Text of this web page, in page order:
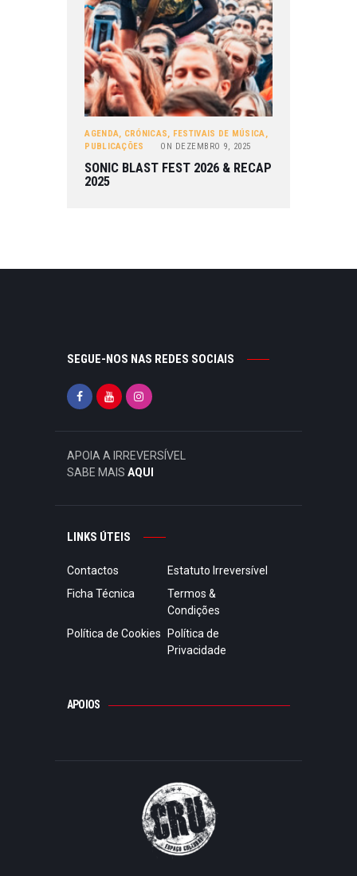
AGENDA, CRÓNICAS, FESTIVAIS DE MÚSICA,
PUBLICAÇÕES
ON DEZEMBRO 9, 2025
SONIC BLAST FEST 2026 & RECAP
2025
SEGUE-NOS NAS REDES SOCIAIS
APOIA A IRREVERSÍVEL
SABE MAIS AQUI
LINKS ÚTEIS
Contactos
Estatuto Irreversível
Ficha Técnica
Termos &
Condições
Política de Cookies
Política de
Privacidade
APOIOS